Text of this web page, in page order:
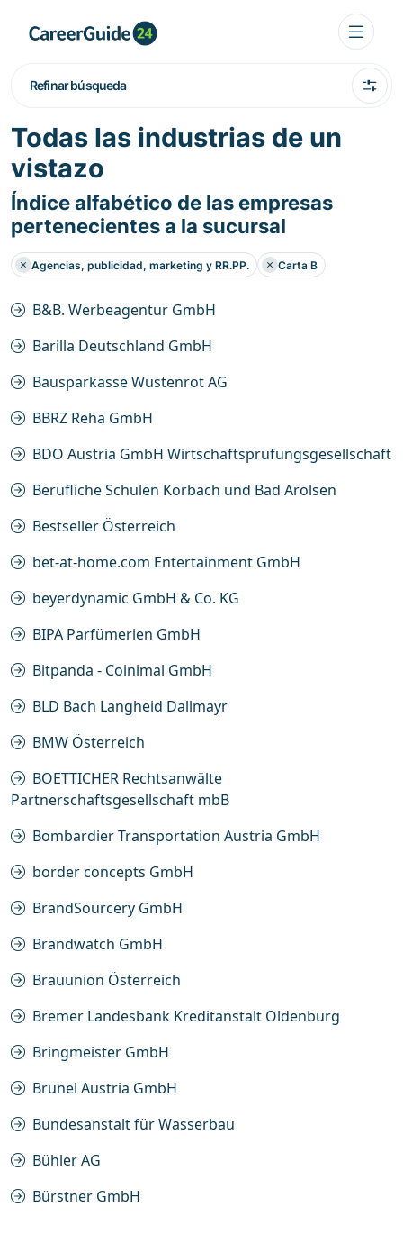
Refinar búsqueda
Todas las industrias de un
vistazo
Índice alfabético de las empresas
pertenecientes a la sucursal
Agencias, publicidad, marketing y RR.PP. Carta B
B&B. Werbeagentur GmbH
Barilla Deutschland GmbH
Bausparkasse Wüstenrot AG
BBRZ Reha GmbH
BDO Austria GmbH Wirtschaftsprüfungsgesellschaft
Berufliche Schulen Korbach und Bad Arolsen
Bestseller Österreich
bet-at-home.com Entertainment GmbH
beyerdynamic GmbH & Co. KG
BIPA Parfümerien GmbH
Bitpanda - Coinimal GmbH
BLD Bach Langheid Dallmayr
BMW Österreich
BOETTICHER Rechtsanwälte
Partnerschaftsgesellschaft mbB
Bombardier Transportation Austria GmbH
border concepts GmbH
BrandSourcery GmbH
Brandwatch GmbH
Brauunion Österreich
Bremer Landesbank Kreditanstalt Oldenburg
Bringmeister GmbH
Brunel Austria GmbH
Bundesanstalt für Wasserbau
Bühler AG
Bürstner GmbH